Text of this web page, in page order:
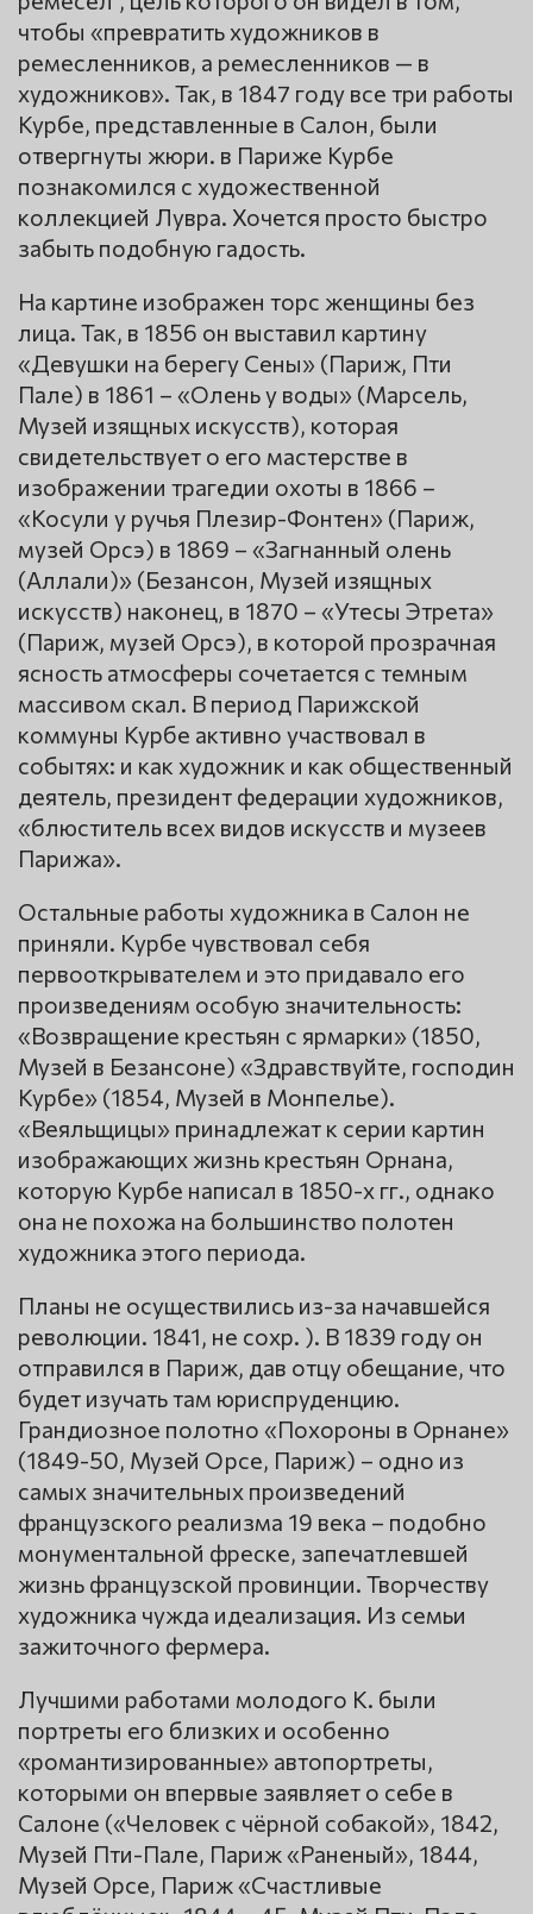
чтобы «превратить художников в
ремесленников, а ремесленников — в
художников». Так, в 1847 году все три работы
Курбе, представленные в Салон, были
отвергнуты жюри. в Париже Курбе
познакомился с художественной
коллекцией Лувра. Хочется просто быстро
забыть подобную гадость.
На картине изображен торс женщины без
лица. Так, в 1856 он выставил картину
«Девушки на берегу Сены» (Париж, Пти
Пале) в 1861 – «Олень у воды» (Марсель,
Музей изящных искусств), которая
свидетельствует о его мастерстве в
изображении трагедии охоты в 1866 –
«Косули у ручья Плезир-Фонтен» (Париж,
музей Орсэ) в 1869 – «Загнанный олень
(Аллали)» (Безансон, Музей изящных
искусств) наконец, в 1870 – «Утесы Этрета»
(Париж, музей Орсэ), в которой прозрачная
ясность атмосферы сочетается с темным
массивом скал. В период Парижской
коммуны Курбе активно участвовал в
событях: и как художник и как общественный
деятель, президент федерации художников,
«блюститель всех видов искусств и музеев
Парижа».
Остальные работы художника в Салон не
приняли. Курбе чувствовал себя
первооткрывателем и это придавало его
произведениям особую значительность:
«Возвращение крестьян с ярмарки» (1850,
Музей в Безансоне) «Здравствуйте, господин
Курбе» (1854, Музей в Монпелье).
«Веяльщицы» принадлежат к серии картин
изображающих жизнь крестьян Орнана,
которую Курбе написал в 1850-х гг., однако
она не похожа на большинство полотен
художника этого периода.
Планы не осуществились из-за начавшейся
революции. 1841, не сохр. ). В 1839 году он
отправился в Париж, дав отцу обещание, что
будет изучать там юриспруденцию.
Грандиозное полотно «Похороны в Орнане»
(1849-50, Музей Opce, Париж) – одно из
самых значительных произведений
французского реализма 19 века – подобно
монументальной фреске, запечатлевшей
жизнь французской провинции. Творчеству
художника чужда идеализация. Из семьи
зажиточного фермера.
Лучшими работами молодого К. были
портреты его близких и особенно
«романтизированные» автопортреты,
которыми он впервые заявляет о себе в
Салоне («Человек с чёрной собакой», 1842,
Музей Пти-Пале, Париж «Раненый», 1844,
Музей Орсе, Париж «Счастливые